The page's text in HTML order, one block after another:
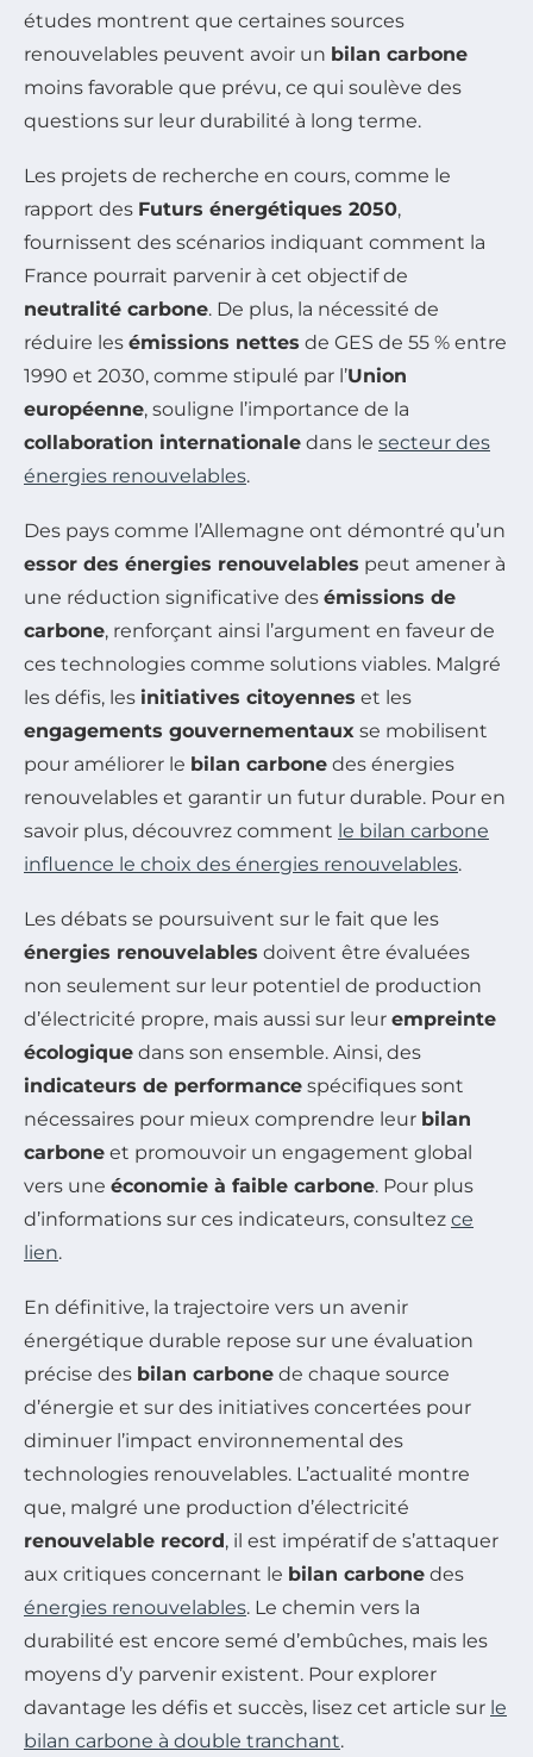
études montrent que certaines sources
renouvelables peuvent avoir un bilan carbone
moins favorable que prévu, ce qui soulève des
questions sur leur durabilité à long terme.
Les projets de recherche en cours, comme le
rapport des Futurs énergétiques 2050,
fournissent des scénarios indiquant comment la
France pourrait parvenir à cet objectif de
neutralité carbone. De plus, la nécessité de
réduire les émissions nettes de GES de 55 % entre
1990 et 2030, comme stipulé par l’Union
européenne, souligne l’importance de la
collaboration internationale dans le secteur des
énergies renouvelables.
Des pays comme l’Allemagne ont démontré qu’un
essor des énergies renouvelables peut amener à
une réduction significative des émissions de
carbone, renforçant ainsi l’argument en faveur de
ces technologies comme solutions viables. Malgré
les défis, les initiatives citoyennes et les
engagements gouvernementaux se mobilisent
pour améliorer le bilan carbone des énergies
renouvelables et garantir un futur durable. Pour en
savoir plus, découvrez comment le bilan carbone
influence le choix des énergies renouvelables.
Les débats se poursuivent sur le fait que les
énergies renouvelables doivent être évaluées
non seulement sur leur potentiel de production
d’électricité propre, mais aussi sur leur empreinte
écologique dans son ensemble. Ainsi, des
indicateurs de performance spécifiques sont
nécessaires pour mieux comprendre leur bilan
carbone et promouvoir un engagement global
vers une économie à faible carbone. Pour plus
d’informations sur ces indicateurs, consultez ce
lien.
En définitive, la trajectoire vers un avenir
énergétique durable repose sur une évaluation
précise des bilan carbone de chaque source
d’énergie et sur des initiatives concertées pour
diminuer l’impact environnemental des
technologies renouvelables. L’actualité montre
que, malgré une production d’électricité
renouvelable record, il est impératif de s’attaquer
aux critiques concernant le bilan carbone des
énergies renouvelables. Le chemin vers la
durabilité est encore semé d’embûches, mais les
moyens d’y parvenir existent. Pour explorer
davantage les défis et succès, lisez cet article sur le
bilan carbone à double tranchant.